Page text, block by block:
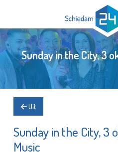
Sunday in the City, 3
Uit
Sunday in the City, 3
Music